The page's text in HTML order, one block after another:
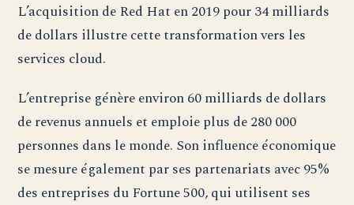
L’acquisition de Red Hat en 2019 pour 34 milliards
de dollars illustre cette transformation vers les
services cloud.
L’entreprise génère environ 60 milliards de dollars
de revenus annuels et emploie plus de 280 000
personnes dans le monde. Son influence économique
se mesure également par ses partenariats avec 95%
des entreprises du Fortune 500, qui utilisent ses